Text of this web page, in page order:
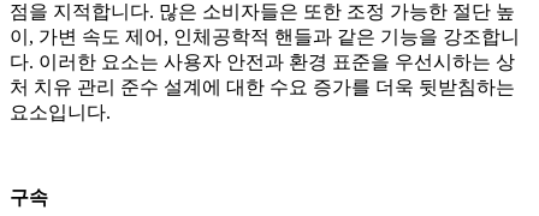
점을 지적합니다. 많은 소비자들은 또한 조정 가능한 절단 높
이, 가변 속도 제어, 인체공학적 핸들과 같은 기능을 강조합니
다. 이러한 요소는 사용자 안전과 환경 표준을 우선시하는 상
처 치유 관리 준수 설계에 대한 수요 증가를 더욱 뒷받침하는
요소입니다.
구속